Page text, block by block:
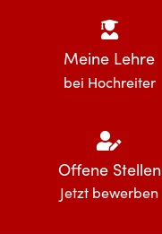
Meine Lehre
bei Hochreiter
Offene Stellen
Jetzt bewerben